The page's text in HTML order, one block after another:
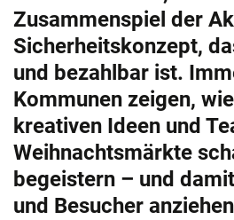
Zusammenspiel der
Sicherheitskonzept,
und bezahlbar ist.
Kommunen zeigen,
kreativen Ideen und
Weihnachtsmärkte
begeistern – und
und Besucher